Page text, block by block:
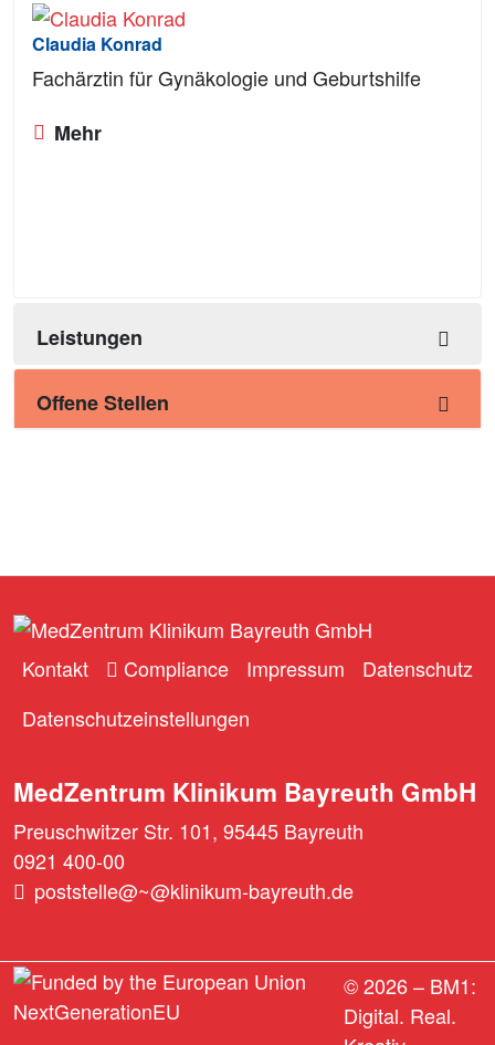
Claudia Konrad
Fachärztin für Gynäkologie und Geburtshilfe
Mehr
Leistungen
Offene Stellen
Kontakt Compliance Impressum
Datenschutz
Datenschutzeinstellungen
MedZentrum Klinikum Bayreuth GmbH
Preuschwitzer Str. 101, 95445 Bayreuth
0921 400-00
poststelle@~@klinikum-bayreuth.de
© 2026 – BM1:
Digital. Real.